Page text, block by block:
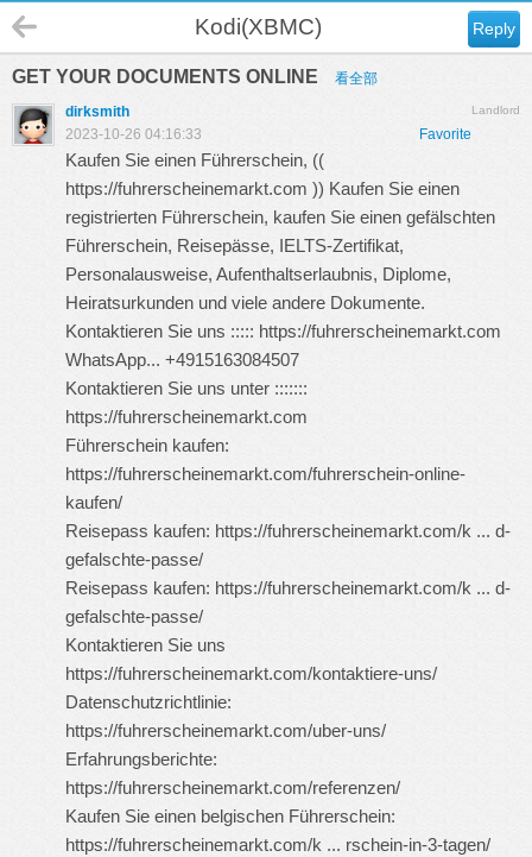
Reply
Kodi(XBMC)
GET YOUR DOCUMENTS ONLINE 看全部
Landlord
dirksmith
Favorite
2023-10-26 04:16:33
Kaufen Sie einen Führerschein, ((
https://fuhrerscheinemarkt.com )) Kaufen Sie einen
registrierten Führerschein, kaufen Sie einen gefälschten
Führerschein, Reisepässe, IELTS-Zertifikat,
Personalausweise, Aufenthaltserlaubnis, Diplome,
Heiratsurkunden und viele andere Dokumente.
Kontaktieren Sie uns ::::: https://fuhrerscheinemarkt.com
WhatsApp... +4915163084507
Kontaktieren Sie uns unter :::::::
https://fuhrerscheinemarkt.com
Führerschein kaufen:
https://fuhrerscheinemarkt.com/fuhrerschein-online-
kaufen/
Reisepass kaufen: https://fuhrerscheinemarkt.com/k ... d-
gefalschte-passe/
Reisepass kaufen: https://fuhrerscheinemarkt.com/k ... d-
gefalschte-passe/
Kontaktieren Sie uns
https://fuhrerscheinemarkt.com/kontaktiere-uns/
Datenschutzrichtlinie:
https://fuhrerscheinemarkt.com/uber-uns/
Erfahrungsberichte:
https://fuhrerscheinemarkt.com/referenzen/
Kaufen Sie einen belgischen Führerschein:
https://fuhrerscheinemarkt.com/k ... rschein-in-3-tagen/